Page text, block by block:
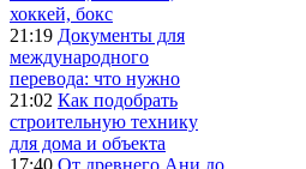
хоккей, бокс
21:19 Документы для
международного
перевода: что нужно
21:02 Как подобрать
строительную технику
для дома и объекта
17:40 От древнего Ани до